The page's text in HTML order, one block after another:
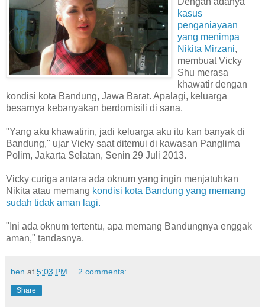
kasus
penganiayaan
yang menimpa
Nikita Mirzani,
membuat Vicky
Shu merasa
khawatir dengan
kondisi kota Bandung, Jawa Barat. Apalagi, keluarga
besarnya kebanyakan berdomisili di sana.
"Yang aku khawatirin, jadi keluarga aku itu kan banyak di
Bandung," ujar Vicky saat ditemui di kawasan Panglima
Polim, Jakarta Selatan, Senin 29 Juli 2013.
Vicky curiga antara ada oknum yang ingin menjatuhkan
Nikita atau memang kondisi kota Bandung yang memang
sudah tidak aman lagi.
"Ini ada oknum tertentu, apa memang Bandungnya enggak
aman," tandasnya.
ben at 5:03 PM 2 comments:
Share